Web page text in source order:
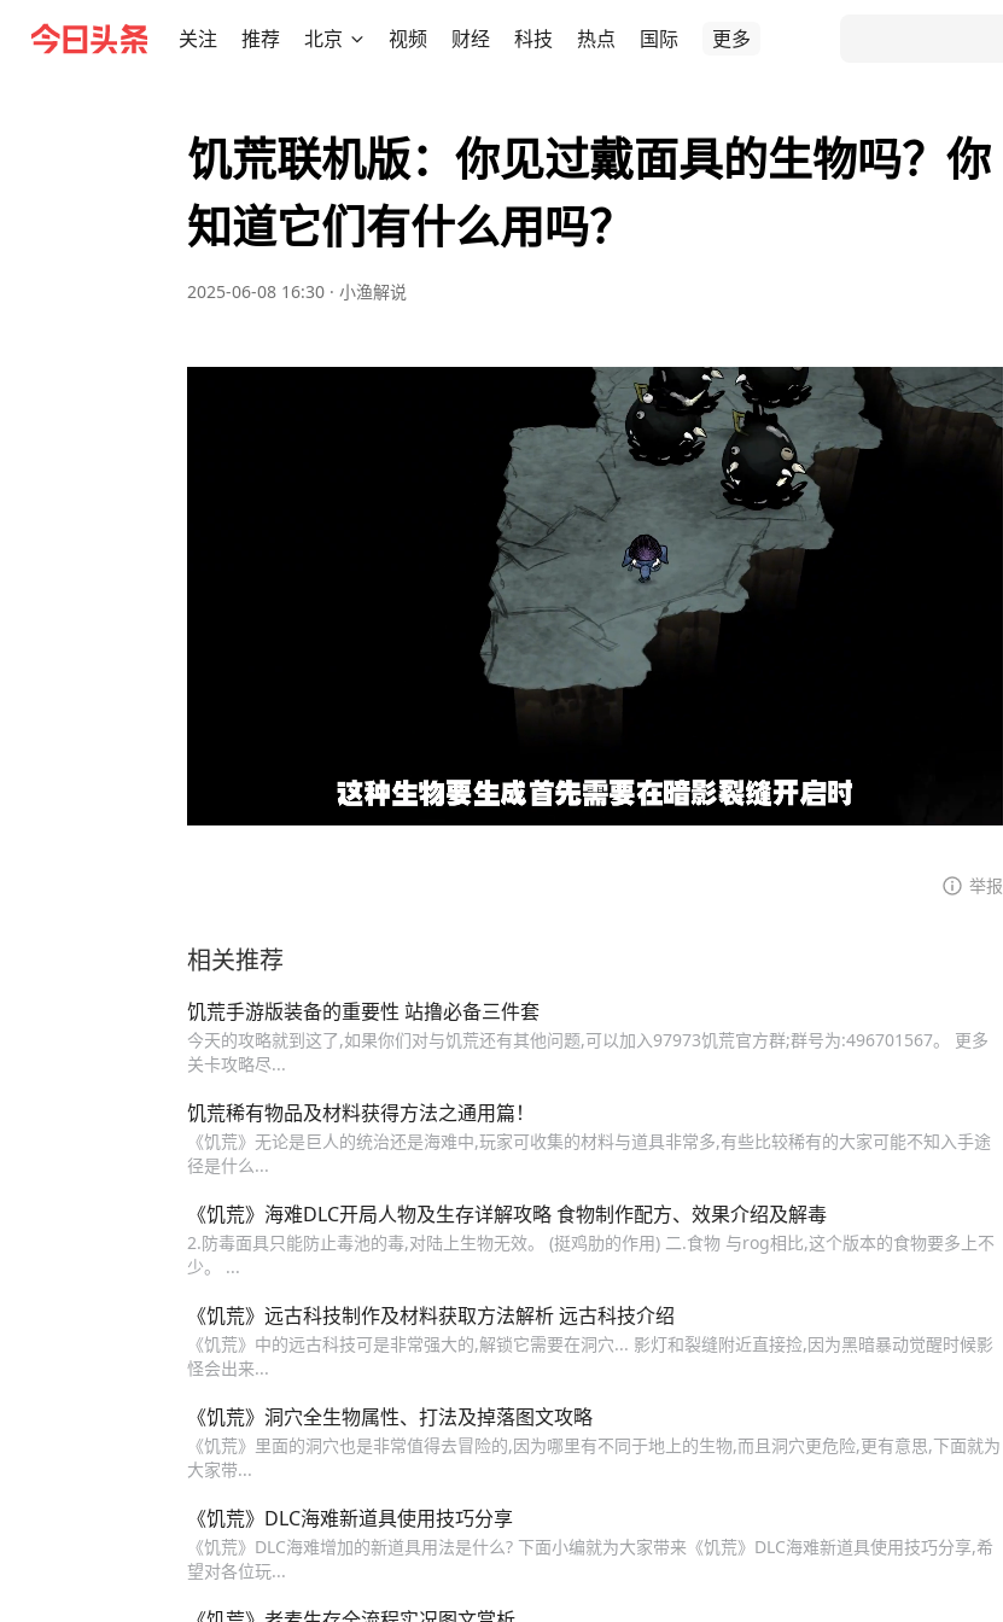
关注 推荐 北京 视频 财经 科技 热点 国际 更多
饥荒联机版：你见过戴面具的生物吗？你
知道它们有什么用吗？
2025-06-08 16:30 · 小渔解说
举报
相关推荐
饥荒手游版装备的重要性 站撸必备三件套
今天的攻略就到这了,如果你们对与饥荒还有其他问题,可以加入97973饥荒官方群;群号为:496701567。 更多
关卡攻略尽...
饥荒稀有物品及材料获得方法之通用篇！
《饥荒》无论是巨人的统治还是海难中,玩家可收集的材料与道具非常多,有些比较稀有的大家可能不知入手途
径是什么...
《饥荒》海难DLC开局人物及生存详解攻略 食物制作配方、效果介绍及解毒
2.防毒面具只能防止毒池的毒,对陆上生物无效。 (挺鸡肋的作用) 二.食物 与rog相比,这个版本的食物要多上不
少。 ...
《饥荒》远古科技制作及材料获取方法解析 远古科技介绍
《饥荒》中的远古科技可是非常强大的,解锁它需要在洞穴... 影灯和裂缝附近直接捡,因为黑暗暴动觉醒时候影
怪会出来...
《饥荒》洞穴全生物属性、打法及掉落图文攻略
《饥荒》里面的洞穴也是非常值得去冒险的,因为哪里有不同于地上的生物,而且洞穴更危险,更有意思,下面就为
大家带...
《饥荒》DLC海难新道具使用技巧分享
《饥荒》DLC海难增加的新道具用法是什么? 下面小编就为大家带来《饥荒》DLC海难新道具使用技巧分享,希
望对各位玩...